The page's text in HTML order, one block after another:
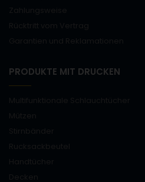
PRODUKTE MIT DRUCKEN